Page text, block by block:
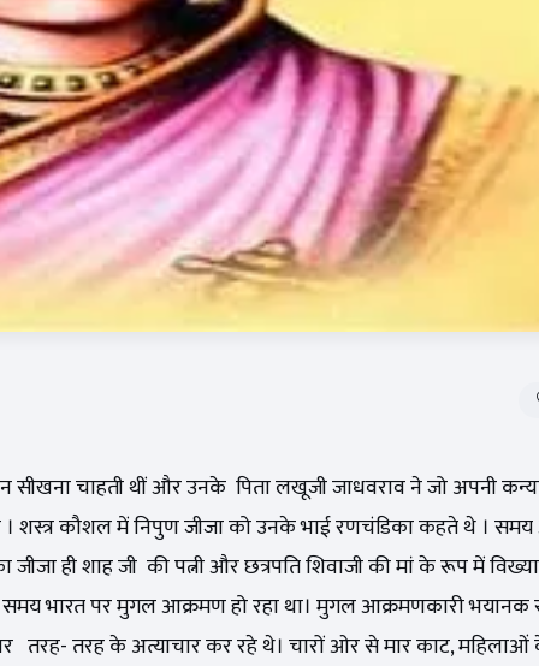
सीखना चाहती थीं और उनके पिता लखूजी जाधवराव ने जो अपनी
शस्त्र कौशल में निपुण जीजा को उनके भाई रणचंडिका कहते थे ।
जीजा ही शाह जी की पत्नी और छत्रपति शिवाजी की मां के रूप में
भारत पर मुगल आक्रमण हो रहा था। मुगल आक्रमणकारी भयानक
तरह- तरह के अत्याचार कर रहे थे। चारों ओर से मार काट,